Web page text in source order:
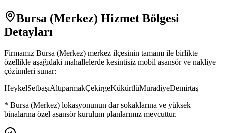
Bursa (Merkez) Hizmet Bölgesi
Detayları
Firmamız Bursa (Merkez) merkez ilçesinin tamamı ile birlikte
özellikle aşağıdaki mahallelerde kesintisiz mobil asansör ve nakliye
çözümleri sunar:
HeykelSetbaşıAltıparmakÇekirgeKükürtlüMuradiyeDemirtaş
* Bursa (Merkez) lokasyonunun dar sokaklarına ve yüksek
binalarına özel asansör kurulum planlarımız mevcuttur.